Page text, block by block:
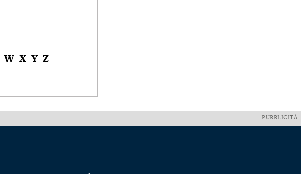
W X Y Z
PUBBLICITÀ